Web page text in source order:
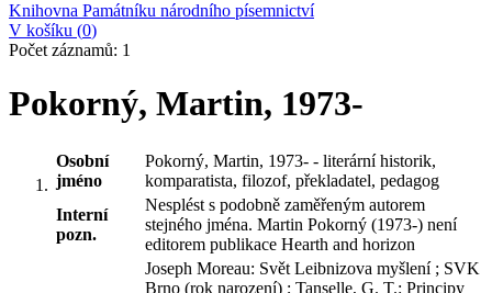
Knihovna Památníku národního písemnictví
V košíku (0)
Počet záznamů: 1
Pokorný, Martin, 1973-
Osobní
jméno
Pokorný, Martin, 1973- - literární historik,
komparatista, filozof, překladatel, pedagog
Interní
pozn.
Nesplést s podobně zaměřeným autorem
stejného jména. Martin Pokorný (1973-) není
editorem publikace Hearth and horizon
Joseph Moreau: Svět Leibnizova myšlení ; SVK
Brno (rok narození) ; Tanselle, G. T.: Principy